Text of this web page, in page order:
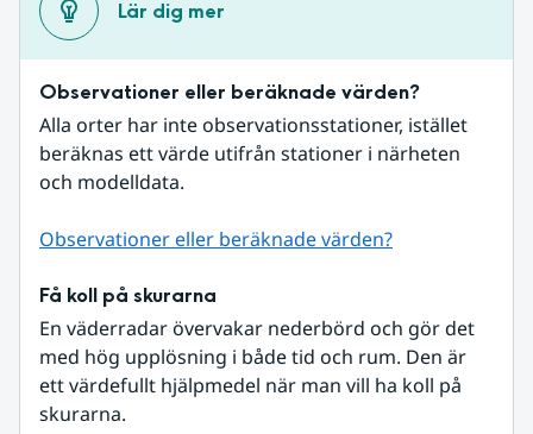
Lär dig mer
Observationer eller beräknade värden?
Alla orter har inte observationsstationer, istället
beräknas ett värde utifrån stationer i närheten
och modelldata.
Observationer eller beräknade värden?
Få koll på skurarna
En väderradar övervakar nederbörd och gör det
med hög upplösning i både tid och rum. Den är
ett värdefullt hjälpmedel när man vill ha koll på
skurarna.